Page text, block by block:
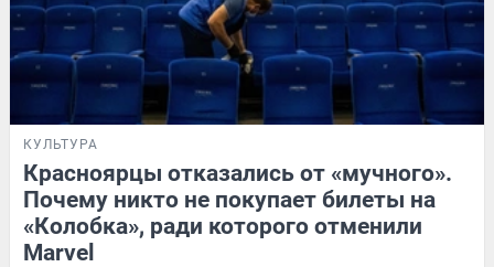
КУЛЬТУРА
Красноярцы отказались от «мучного».
Почему никто не покупает билеты на
«Колобка», ради которого отменили
Marvel